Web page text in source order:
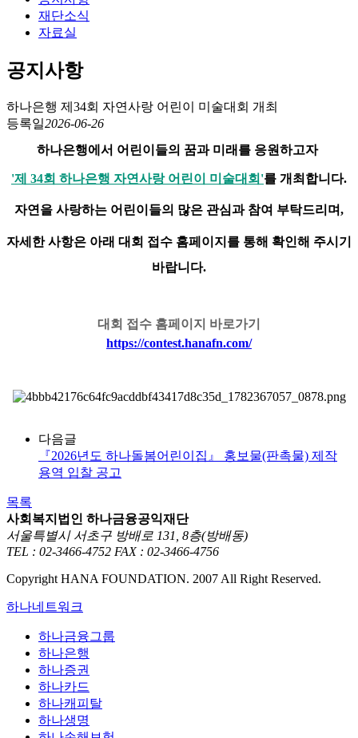
재단소식
자료실
공지사항
하나은행 제34회 자연사랑 어린이 미술대회 개최
등록일2026-06-26
하나은행에서 어린이들의 꿈과 미래를 응원하고자
'제 34회 하나은행 자연사랑 어린이 미술대회'를 개최합니다.
자연을 사랑하는 어린이들의 많은 관심과 참여 부탁드리며,
자세한 사항은 아래 대회 접수 홈페이지를 통해 확인해 주시기
바랍니다.
대회 접수 홈페이지 바로가기
https://contest.hanafn.com/
다음글
『2026년도 하나돌봄어린이집』 홍보물(판촉물) 제작
용역 입찰 공고
목록
사회복지법인 하나금융공익재단
서울특별시 서초구 방배로 131, 8층(방배동)
TEL : 02-3466-4752 FAX : 02-3466-4756
Copyright HANA FOUNDATION. 2007 All Right Reserved.
하나네트워크
하나금융그룹
하나은행
하나증권
하나카드
하나캐피탈
하나생명